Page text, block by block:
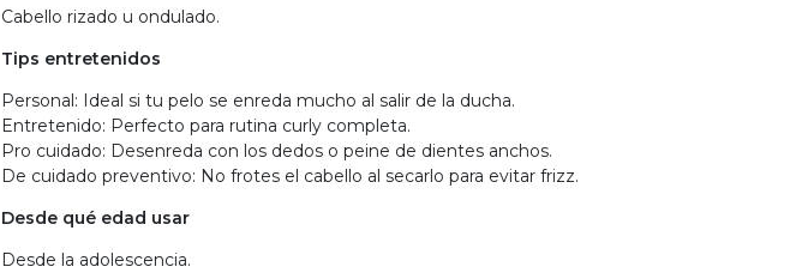
Cabello rizado u ondulado.
Tips entretenidos
Personal: Ideal si tu pelo se enreda mucho al salir de la ducha.
Entretenido: Perfecto para rutina curly completa.
Pro cuidado: Desenreda con los dedos o peine de dientes anchos.
De cuidado preventivo: No frotes el cabello al secarlo para evitar frizz.
Desde qué edad usar
Desde la adolescencia.